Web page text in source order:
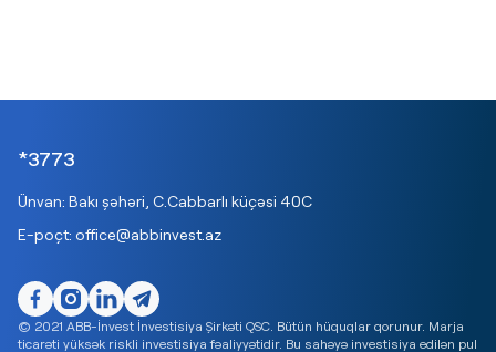
*3773
Ünvan: Bakı şəhəri, C.Cabbarlı küçəsi 40C
E-poçt: office@abbinvest.az
© 2021 ABB-İnvest İnvestisiya Şirkəti QSC. Bütün hüquqlar qorunur. Marja
ticarəti yüksək riskli investisiya fəaliyyətidir. Bu sahəyə investisiya edilən pul